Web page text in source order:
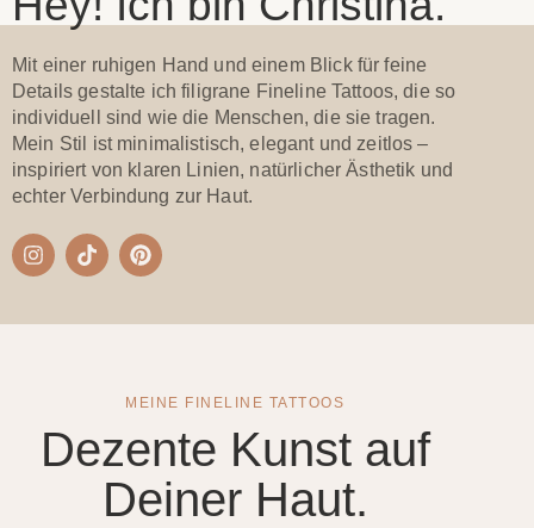
Mit einer ruhigen Hand und einem Blick für feine
Details gestalte ich filigrane Fineline Tattoos, die so
individuell sind wie die Menschen, die sie tragen.
Mein Stil ist minimalistisch, elegant und zeitlos –
inspiriert von klaren Linien, natürlicher Ästhetik und
echter Verbindung zur Haut.
MEINE FINELINE TATTOOS
Dezente Kunst auf
Deiner Haut.